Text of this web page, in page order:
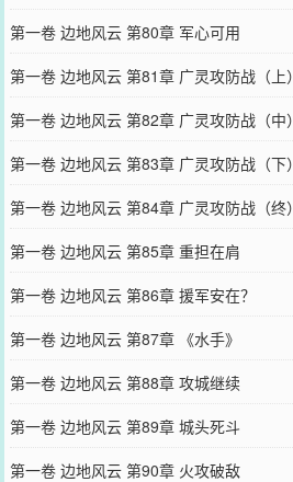
第一卷 边地风云 第80章 军心可用
第一卷 边地风云 第81章 广灵攻防战（上）
第一卷 边地风云 第82章 广灵攻防战（中）
第一卷 边地风云 第83章 广灵攻防战（下）
第一卷 边地风云 第84章 广灵攻防战（终）
第一卷 边地风云 第85章 重担在肩
第一卷 边地风云 第86章 援军安在？
第一卷 边地风云 第87章 《水手》
第一卷 边地风云 第88章 攻城继续
第一卷 边地风云 第89章 城头死斗
第一卷 边地风云 第90章 火攻破敌